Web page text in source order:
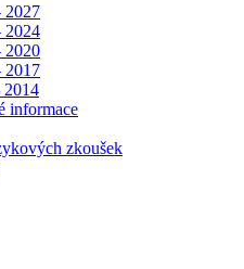
2027
2024
2020
2017
2014
informace
zkoušek